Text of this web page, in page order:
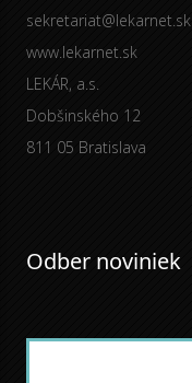
sekretariat@lekarnet.sk
www.lekarnet.sk
LEKÁR, a.s.
Dobšinského 12
811 05 Bratislava
Odber noviniek